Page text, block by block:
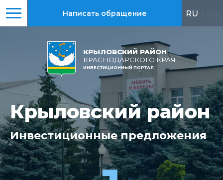
КРЫЛОВСКИЙ РАЙОН
КРАСНОДАРСКОГО КРАЯ
ИНВЕСТИЦИОННЫЙ ПОРТАЛ
Написать обращение RU
Крыловский район
Инвестиционныепредложения
Крыловский район
Всегореализовано